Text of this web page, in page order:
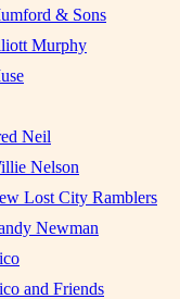
& Sons
Murphy
Neil
Nelson
Lost City Ramblers
Newman
and Friends